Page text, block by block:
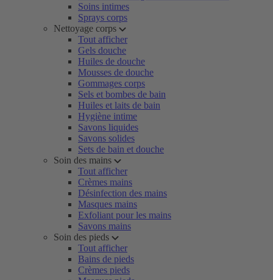
Soins intimes
Sprays corps
Nettoyage corps
Tout afficher
Gels douche
Huiles de douche
Mousses de douche
Gommages corps
Sels et bombes de bain
Huiles et laits de bain
Hygiène intime
Savons liquides
Savons solides
Sets de bain et douche
Soin des mains
Tout afficher
Crèmes mains
Désinfection des mains
Masques mains
Exfoliant pour les mains
Savons mains
Soin des pieds
Tout afficher
Bains de pieds
Crèmes pieds